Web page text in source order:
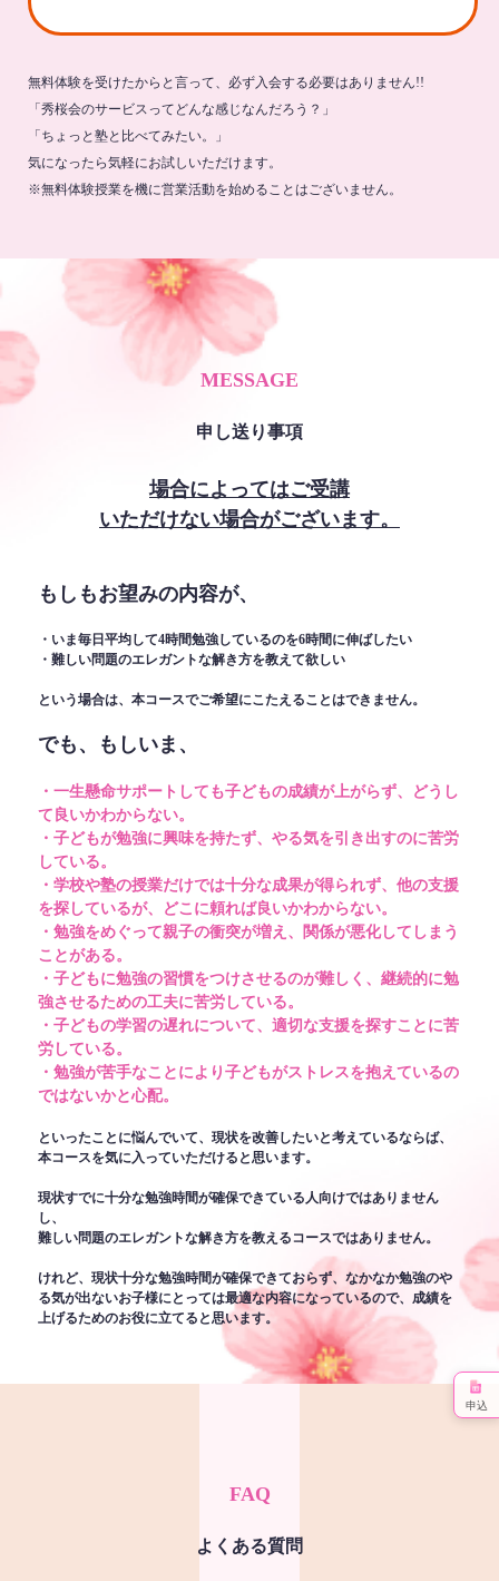
無料体験を受けたからと言って、必ず入会する必要はありません!!
「秀桜会のサービスってどんな感じなんだろう？」
「ちょっと塾と比べてみたい。」
気になったら気軽にお試しいただけます。
※無料体験授業を機に営業活動を始めることはございません。
MESSAGE
申し送り事項
場合によってはご受講
いただけない場合がございます。
もしもお望みの内容が、
・いま毎日平均して4時間勉強しているのを6時間に伸ばしたい
・難しい問題のエレガントな解き方を教えて欲しい
という場合は、本コースでご希望にこたえることはできません。
でも、もしいま、
・一生懸命サポートしても子どもの成績が上がらず、どうし
て良いかわからない。
・子どもが勉強に興味を持たず、やる気を引き出すのに苦労
している。
・学校や塾の授業だけでは十分な成果が得られず、他の支援
を探しているが、どこに頼れば良いかわからない。
・勉強をめぐって親子の衝突が増え、関係が悪化してしまう
ことがある。
・子どもに勉強の習慣をつけさせるのが難しく、継続的に勉
強させるための工夫に苦労している。
・子どもの学習の遅れについて、適切な支援を探すことに苦
労している。
・勉強が苦手なことにより子どもがストレスを抱えているの
ではないかと心配。
といったことに悩んでいて、現状を改善したいと考えているならば、
本コースを気に入っていただけると思います。
現状すでに十分な勉強時間が確保できている人向けではありません
し、
難しい問題のエレガントな解き方を教えるコースではありません。
けれど、現状十分な勉強時間が確保できておらず、なかなか勉強のや
る気が出ないお子様にとっては最適な内容になっているので、成績を
上げるためのお役に立てると思います。
FAQ
よくある質問
申込